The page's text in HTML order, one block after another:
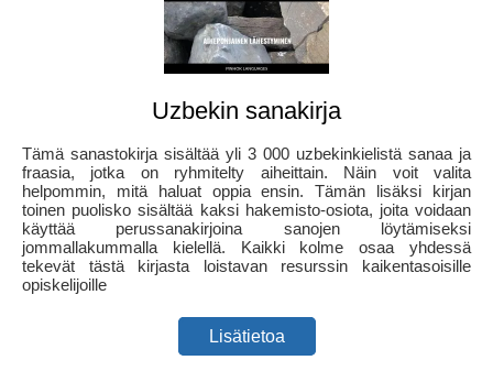
Uzbekin sanakirja
Tämä sanastokirja sisältää yli 3 000 uzbekinkielistä sanaa ja
fraasia, jotka on ryhmitelty aiheittain. Näin voit valita
helpommin, mitä haluat oppia ensin. Tämän lisäksi kirjan
toinen puolisko sisältää kaksi hakemisto-osiota, joita voidaan
käyttää perussanakirjoina sanojen löytämiseksi
jommallakummalla kielellä. Kaikki kolme osaa yhdessä
tekevät tästä kirjasta loistavan resurssin kaikentasoisille
opiskelijoille
Lisätietoa